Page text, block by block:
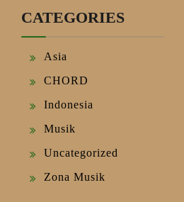
CATEGORIES
Asia
CHORD
Indonesia
Musik
Uncategorized
Zona Musik